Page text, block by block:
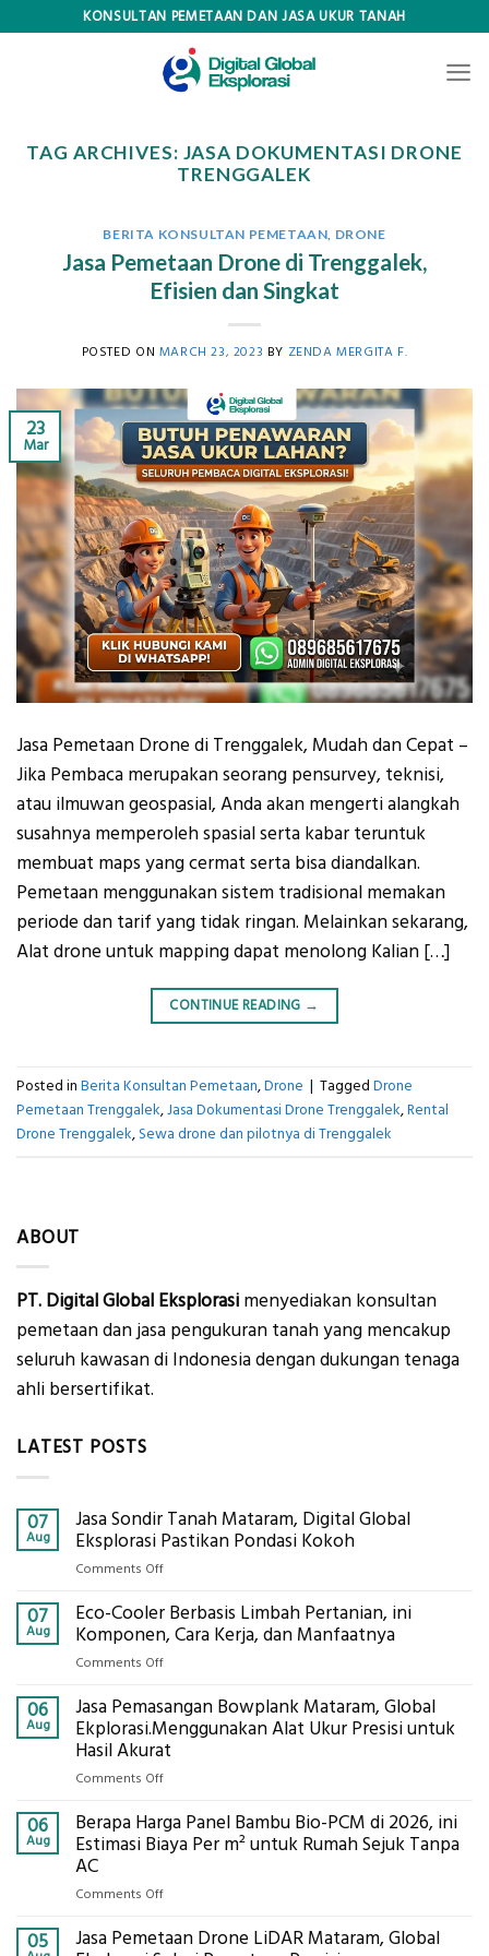
KONSULTAN PEMETAAN DAN JASA UKUR TANAH
TAG ARCHIVES: JASA DOKUMENTASI DRONE
TRENGGALEK
BERITA KONSULTAN PEMETAAN DRONE
Jasa Pemetaan Drone di Trenggalek,
Efisien dan Singkat
POSTED ON MARCH 23, 2023 BY ZENDA MERGITA F.
23
Mar
Jasa Pemetaan Drone di Trenggalek, Mudah dan Cepat –
Jika Pembaca merupakan seorang pensurvey, teknisi,
atau ilmuwan geospasial, Anda akan mengerti alangkah
susahnya memperoleh spasial serta kabar teruntuk
membuat maps yang cermat serta bisa diandalkan.
Pemetaan menggunakan sistem tradisional memakan
periode dan tarif yang tidak ringan. Melainkan sekarang,
Alat drone untuk mapping dapat menolong Kalian […]
CONTINUE READING →
Posted in Berita Konsultan Pemetaan,Drone | Tagged Drone
Pemetaan Trenggalek,Jasa Dokumentasi Drone Trenggalek,Rental
Drone Trenggalek,Sewa drone dan pilotnya di Trenggalek
ABOUT
PT. Digital Global Eksplorasi menyediakan konsultan
pemetaan dan jasa pengukuran tanah yang mencakup
seluruh kawasan di Indonesia dengan dukungan tenaga
ahli bersertifikat.
LATEST POSTS
07
Aug
Jasa Sondir Tanah Mataram, Digital Global
Eksplorasi Pastikan Pondasi Kokoh
Comments Offon
Sondir
Tanah
Eksplorasi
Pastikan
Pondasi
Kokoh
07
Aug
Eco-Cooler Berbasis Limbah Pertanian, ini
Komponen, Cara Kerja, dan Manfaatnya
Comments Offon
Cooler
Berbasis
Limbah
Cara
Kerja,
Manfaatnya
06
Aug
Jasa Pemasangan Bowplank Mataram, Global
Ekplorasi.Menggunakan Alat Ukur Presisi untuk
Hasil Akurat
Comments Offon
Pemasangan
Bowplank
Ukur
06
Aug
Berapa Harga Panel Bambu Bio-PCM di 2026, ini
Estimasi Biaya Per m² untuk Rumah Sejuk Tanpa
AC
Comments Offon
Harga
05
Jasa Pemetaan Drone LiDAR Mataram, Global